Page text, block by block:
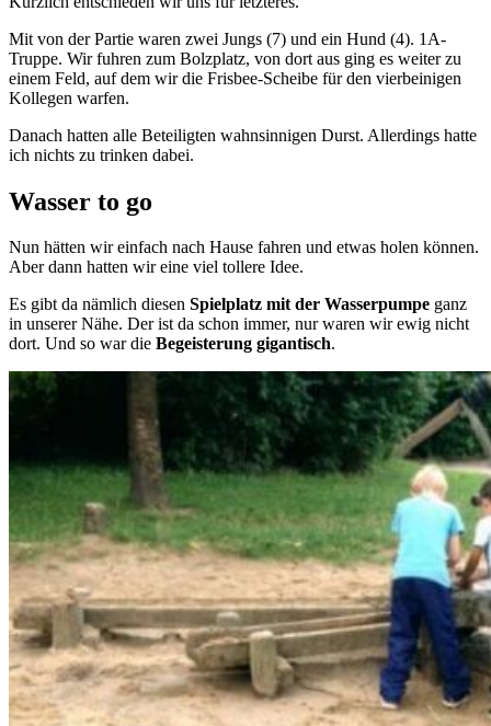
Mit von der Partie waren zwei Jungs (7) und ein Hund (4). 1A-
Truppe. Wir fuhren zum Bolzplatz, von dort aus ging es weiter zu
einem Feld, auf dem wir die Frisbee-Scheibe für den vierbeinigen
Kollegen warfen.
Danach hatten alle Beteiligten wahnsinnigen Durst. Allerdings hatte
ich nichts zu trinken dabei.
Wasser to go
Nun hätten wir einfach nach Hause fahren und etwas holen können.
Aber dann hatten wir eine viel tollere Idee.
Es gibt da nämlich diesen Spielplatz mit der Wasserpumpe ganz
in unserer Nähe. Der ist da schon immer, nur waren wir ewig nicht
dort. Und so war die Begeisterung gigantisch.